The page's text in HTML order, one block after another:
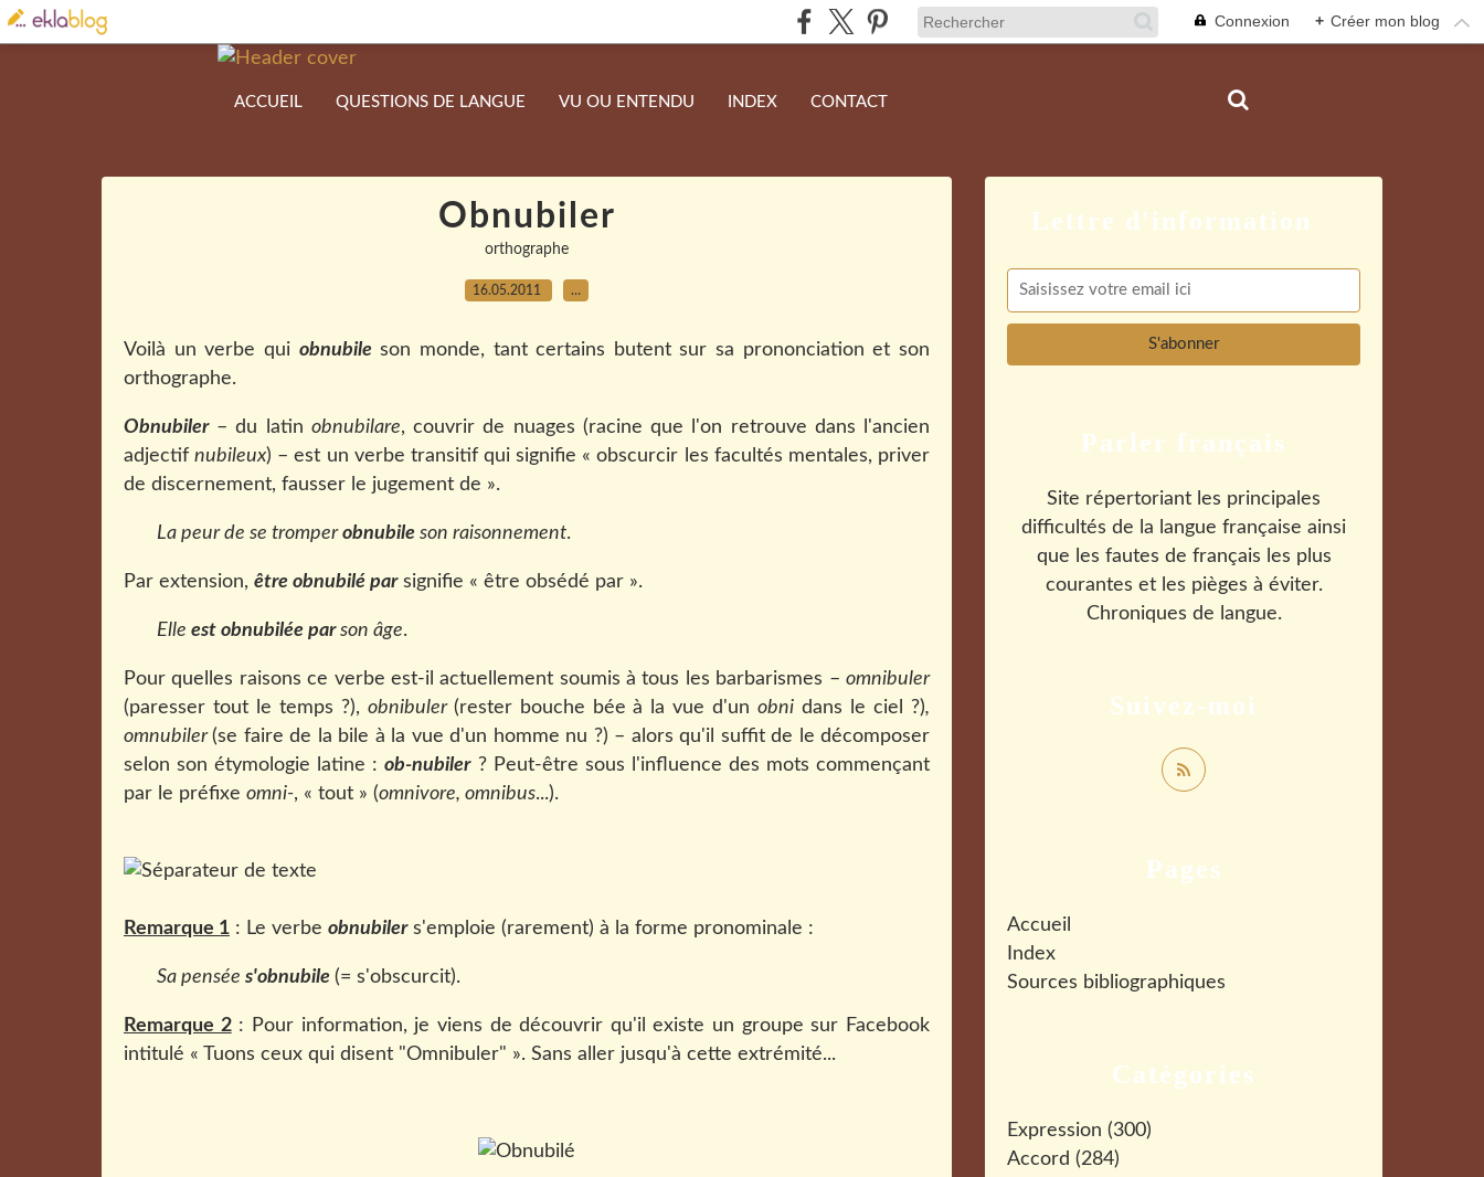
Connexion + Créer mon blog
ACCUEIL QUESTIONS DE LANGUE VU OU ENTENDU INDEX CONTACT
Obnubiler
orthographe
16.05.2011 …
Voilà un verbe qui obnubileson monde, tant certains butent sur sa prononciation et son
orthographe.
Obnubiler– du latin obnubilare, couvrir de nuages (racine que l'on retrouve dans l'ancien
adjectifnubileux) – est un verbe transitif qui signifie « obscurcir les facultés mentales, priver
de discernement, fausser le jugement de ».
La peur de se tromperobnubile son raisonnement.
Par extension, être obnubilé parsignifie « être obsédé par ».
Elle est obnubilée parson âge.
Pour quelles raisons ce verbe est-il actuellement soumis à tous les barbarismes – omnibuler
(paresser tout le temps ?), obnibuler (rester bouche bée à la vue d'unobni dans le ciel ?),
omnubiler(se faire de la bile à la vue d'un homme nu ?) – alors qu'il suffit de le décomposer
selon son étymologie latine :ob-nubiler? Peut-être sous l'influence des mots commençant
par le préfixe omni-, « tout » (omnivore, omnibus...).
Remarque 1 : Le verbe obnubilers'emploie (rarement) à la forme pronominale :
Sa pensée s'obnubile (= s'obscurcit).
Remarque 2: Pour information, je viens de découvrir qu'il existe un groupe sur Facebook
intitulé « Tuons ceux qui disent "Omnibuler" ». Sans aller jusqu'à cette extrémité...
Catégories
Expression (300)
Accord (284)
Pages
Accueil
Index
Sources bibliographiques
Suivez-moi
Parler français
Site répertoriant les principales
difficultés de la langue française ainsi
que les fautes de français les plus
courantes et les pièges à éviter.
Chroniques de langue.